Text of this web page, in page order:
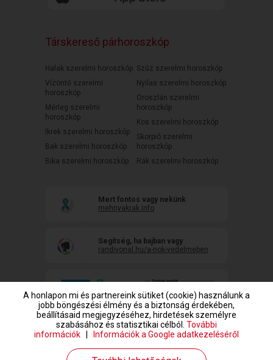
Társkereső párhoroszkóp
Halak szerelmi horoszkóp
Vízöntő szerelmi
horoszkóp
Mérleg szerelmi
horoszkóp
Ikrek szerelmi horoszkóp
Bak szerelmi horoszkóp
Bika szerelmi horoszkóp
Szűz szerelmi horoszkóp
Nyilas szerelmi horoszkóp
Oroszlán szerelmi
horoszkóp
Kos szerelmi horoszkóp
Skorpió szerelmi
horoszkóp
Rák szerelmi horoszkóp
Mert fontos vagy nekünk
mehnyakrak.info
Segítség, ha bajban vagy
randivonal.hu/a-nok-vedelmeben
www.randivonal.hu © Copyright 1999-2026 Dating Central Europe Zrt.
A honlapon mi és partnereink sütiket (cookie) használunk a
jobb böngészési élmény és a biztonság érdekében,
beállításaid megjegyzéséhez, hirdetések személyre
szabásához és statisztikai célból. További
információk
Információk a Google adatkezeléséről